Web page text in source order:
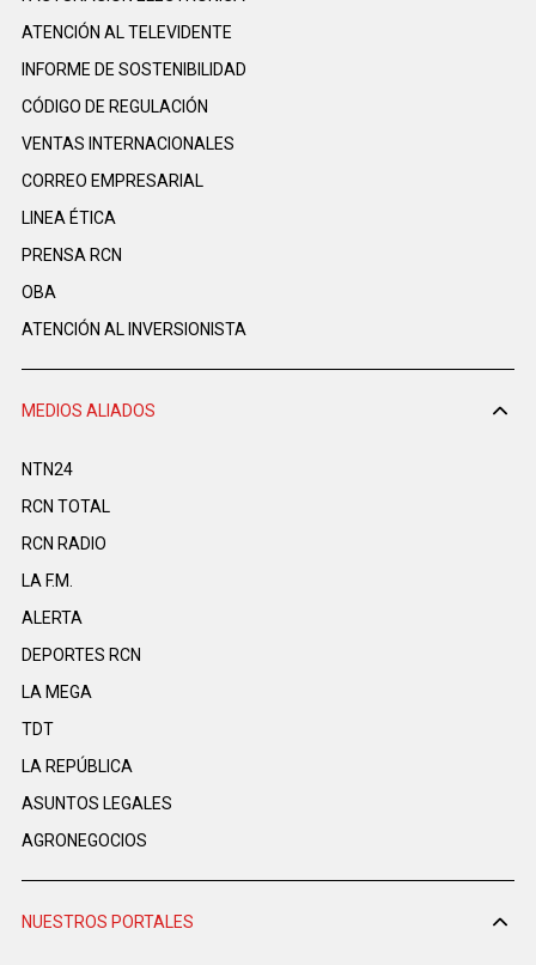
ATENCIÓN AL TELEVIDENTE
INFORME DE SOSTENIBILIDAD
CÓDIGO DE REGULACIÓN
VENTAS INTERNACIONALES
CORREO EMPRESARIAL
LINEA ÉTICA
PRENSA RCN
OBA
ATENCIÓN AL INVERSIONISTA
MEDIOS ALIADOS
NTN24
RCN TOTAL
RCN RADIO
LA F.M.
ALERTA
DEPORTES RCN
LA MEGA
TDT
LA REPÚBLICA
ASUNTOS LEGALES
AGRONEGOCIOS
NUESTROS PORTALES